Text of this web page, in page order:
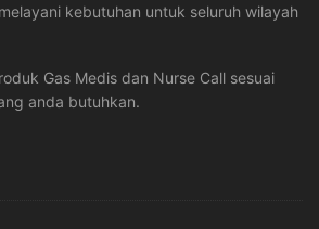
kebutuhan untuk seluruh wilayah
Gas Medis dan Nurse Call sesuai
anda butuhkan.